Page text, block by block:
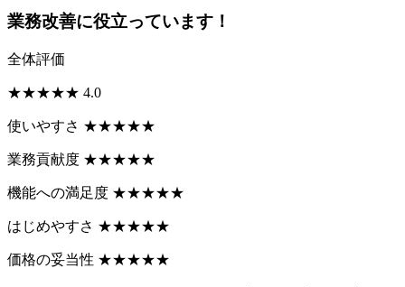
業務改善に役立っています！
全体評価
★★★★★ 4.0
使いやすさ ★★★★★
業務貢献度 ★★★★★
機能への満足度 ★★★★★
はじめやすさ ★★★★★
価格の妥当性 ★★★★★